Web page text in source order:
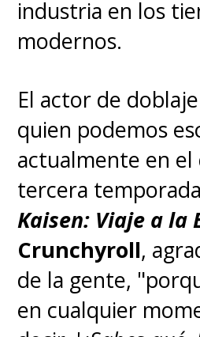
クター賞
「何があっても
最優秀声優賞(
語)
＼
投票いただい
ありがとうご
✨#SPY_FAMILY
industria en los
modernos.
El actor de
quien podemos
actualmente en el
tercera
Kaisen: Viaje a la
Crunchyroll,
de la gente,
en cualquier